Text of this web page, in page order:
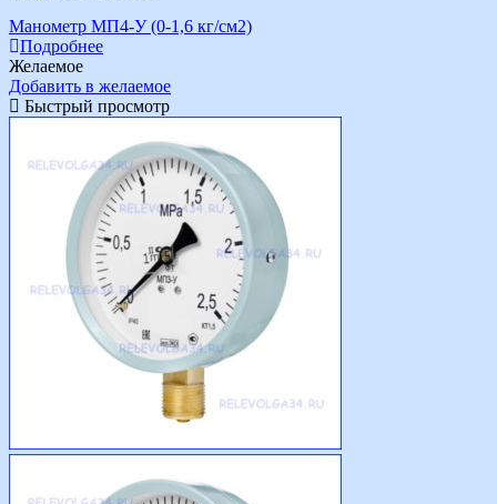
Манометр МП4-У (0-1,6 кг/см2)
Подробнее
Желаемое
Добавить в желаемое
Быстрый просмотр